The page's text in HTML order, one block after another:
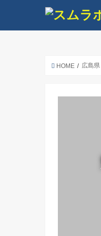
HOME 広島県